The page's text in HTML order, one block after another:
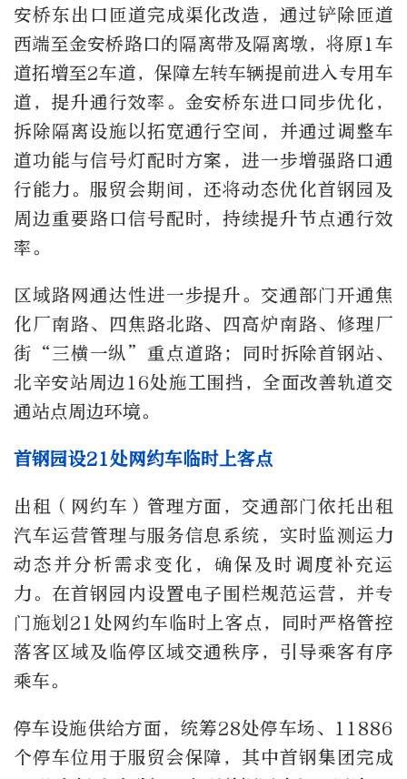
安桥东出口匝道完成渠化改造，通过铲除匝道
西端至金安桥路口的隔离带及隔离墩，将原1车
道拓增至2车道，保障左转车辆提前进入专用车
道，提升通行效率。金安桥东进口同步优化，
拆除隔离设施以拓宽通行空间，并通过调整车
道功能与信号灯配时方案，进一步增强路口通
行能力。服贸会期间，还将动态优化首钢园及
周边重要路口信号配时，持续提升节点通行效
率。
区域路网通达性进一步提升。交通部门开通焦
化厂南路、四焦路北路、四高炉南路、修理厂
街“三横一纵”重点道路；同时拆除首钢站、
北辛安站周边16处施工围挡，全面改善轨道交
通站点周边环境。
首钢园设21处网约车临时上客点
出租（网约车）管理方面，交通部门依托出租
汽车运营管理与服务信息系统，实时监测运力
动态并分析需求变化，确保及时调度补充运
力。在首钢园内设置电子围栏规范运营，并专
门施划21处网约车临时上客点，同时严格管控
落客区域及临停区域交通秩序，引导乘客有序
乘车。
停车设施供给方面，统筹28处停车场、11886
个停车位用于服贸会保障，其中首钢集团完成